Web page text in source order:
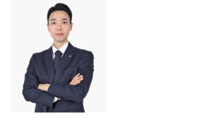
M&A센터 업무
구성원 소개
M&A전문변호사